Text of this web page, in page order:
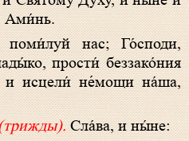
Ами́нь.
прости́ беззако́ния
и исцели́ не́мощи на́ша,
Сла́ва, и ны́не: